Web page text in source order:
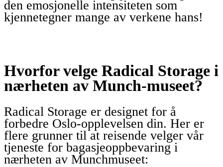
den emosjonelle intensiteten som
kjennetegner mange av verkene hans!
Hvorfor velge Radical Storage i
nærheten av Munch-museet?
Radical Storage er designet for å
forbedre Oslo-opplevelsen din. Her er
flere grunner til at reisende velger vår
tjeneste for bagasjeoppbevaring i
nærheten av Munchmuseet: